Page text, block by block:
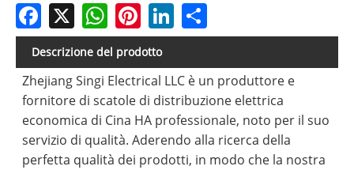
Facebook WhatsAppPinterestLinkedIn
Descrizione del prodotto
Zhejiang Singi Electrical LLC è un produttore e
fornitore di scatole di distribuzione elettrica
economica di Cina HA professionale, noto per il suo
servizio di qualità. Aderendo alla ricerca della
perfetta qualità dei prodotti, in modo che la nostra